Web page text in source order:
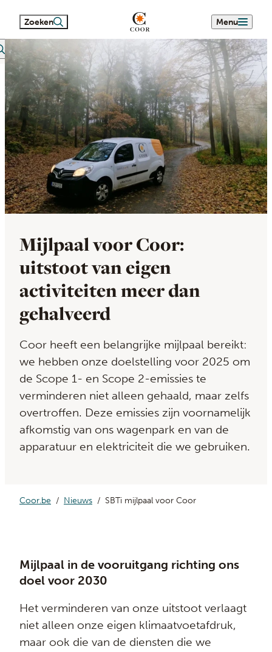
Zoeken
search
Menu
Mijlpaal voor Coor:
uitstoot van eigen
activiteiten meer dan
gehalveerd
Coor heeft een belangrijke mijlpaal bereikt:
we hebben onze doelstelling voor 2025 om
de Scope 1- en Scope 2-emissies te
verminderen niet alleen gehaald, maar zelfs
overtroffen. Deze emissies zijn voornamelijk
afkomstig van ons wagenpark en van de
apparatuur en elektriciteit die we gebruiken.
Coor.be Nieuws SBTi mijlpaal voor Coor
Mijlpaal in de vooruitgang richting ons
doel voor 2030
Het verminderen van onze uitstoot verlaagt
niet alleen onze eigen klimaatvoetafdruk,
maar ook die van de diensten die we